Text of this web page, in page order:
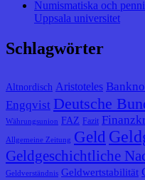
Numismatiska och
Uppsala universitet
Schlagwörter
Altnordisch Aristoteles
Engqvist Deutsche
Währungsunion
FAZ Fazit
Allgemeine Zeitung Geld
Geldgeschichtliche
Geldverständnis Geldwertstabilität